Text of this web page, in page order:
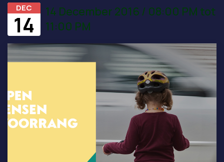
DEC
14
14 December 2016 / 08:00 PM tot
11:00 PM